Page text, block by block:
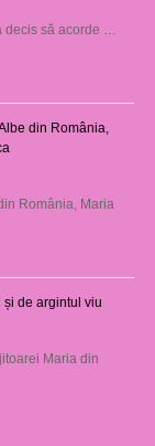
să acorde …
din România,
România, Maria
și de argintul viu
Maria din